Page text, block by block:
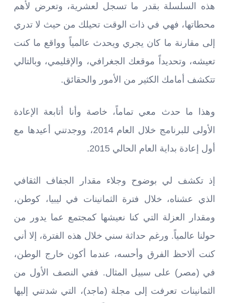
هذه السلسلة بقدر ما تسجل لعشرية، وتعرض لأهم
محطاتها، فهي في ذات الوقت تحيلك من حيث لا تدري
إلى مقارنة ما كان يجري ويحدث عالمياً وواقع ما كنت
تعيشه، وتحديداً موقعك الجغرافي، والإقليمي، وبالتالي
تتكشف أمامك الكثير من الأمور والحقائق.
وهذا ما حدث معي تماماً، خاصة وأنا أتابعة الإعادة
الأولى للبرنامج خلال العام 2014، ووجدتني أعيدها مع
أول إعادة بداية العام الحالي 2015.
إذ تكشف لي بوضوح وجلاء مقدار الجفاف الثقافي
الذي عشناه، خلال فترة الثمانينات في ليبيا، كوطن،
ومقدار العزلة التي كنا نعيشها كمجتمع عما يدور من
حولنا عالمياً. ورغم حداثة سني خلال هذه الفترة، إلا أني
كنت ألاحظ الفرق وأحسه، عندما أكون خارج الوطن،
في (مصر) على سبيل المثال. ففي النصف الأول من
الثمانينات تعرفت إلى مجلة (ماجد)، التي شدتني إليها